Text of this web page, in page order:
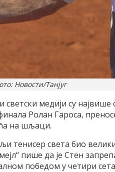
Новости/Танјуг
медији су највише
Ролан Гароса,
на шљаци.
тенисер света био
пише да је Стен
победом у четири